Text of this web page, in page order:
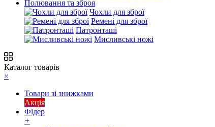
Полювання та зброя
Чохли для зброї
Ремені для зброї
Патронташі
Мисливські ножі
Каталог товарів
×
Товари зі знижками
Акція
Фідер
+